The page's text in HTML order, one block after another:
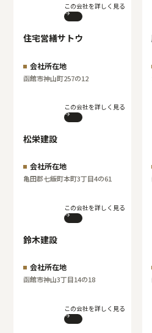
この会社を詳しく見る
住宅営繕サトウ
会社所在地
函館市神山町257の12
この会社を詳しく見る
松栄建設
会社所在地
亀田郡七飯町本町3丁目4の61
この会社を詳しく見る
鈴木建設
会社所在地
函館市神山3丁目14の18
この会社を詳しく見る